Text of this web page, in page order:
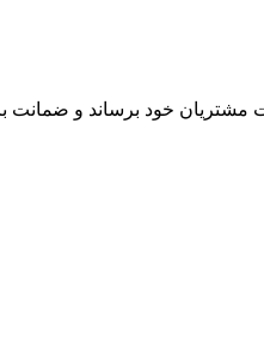
مشتریان خود برساند و ضمانت